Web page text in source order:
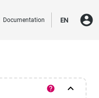
Documentation EN account_circle
help keyboard_arrow_down